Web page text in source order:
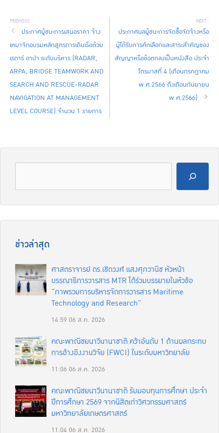
ประกาศผู้ชนะการเสนอราคา จ้าง
เหมาจัดอบรมหลักสูตรการเดินเรือด้วย
เรดาร์ อาปา ระดับบริหาร (RADAR,
ARPA, BRIDGE TEAMWORK AND
SEARCH AND RESCUE-RADAR
NAVIGATION AT MANAGEMENT
LEVEL COURSE) จำนวน 1 รายการ
ประกาศผลผู้ชนะการจัดซื้อจัดจ้างหรือ
ผู้ได้รับการคัดเลือกและสาระสำคัญของ
สัญญาหรือข้อตกลงเป็นหนังสือ ประจำ
ไตรมาสที่ 4 (เดือนกรกฎาคม
พ.ศ.2566 ถึงเดือนกันยายน
พ.ศ.2566)
ข่าวล่าสุด
ศาสตราจารย์ ดร.เชิดวงศ์ แสงศุภวานิช หัวหน้า
บรรณาธิการวารสาร MTR ได้ร่วมบรรยายในหัวข้อ
“ภาพรวมการบริหารจัดการวารสาร Maritime
Technology and Research”
14:59 06 ส.ค. 2026
คณะพาณิชยนาวีนานาชาติ คว้าอันดับ 1 ด้านผลกระทบ
การอ้างอิงงานวิจัย (FWCI) ในระดับมหาวิทยาลัย
11:06 06 ส.ค. 2026
คณะพาณิชยนาวีนานาชาติ รับมอบทุนการศึกษา ประจำ
ปีการศึกษา 2569 จากนิสิตเก่าวิศวกรรมศาสตร์
มหาวิทยาลัยเกษตรศาสตร์
11:0406 ส.ค. 2026